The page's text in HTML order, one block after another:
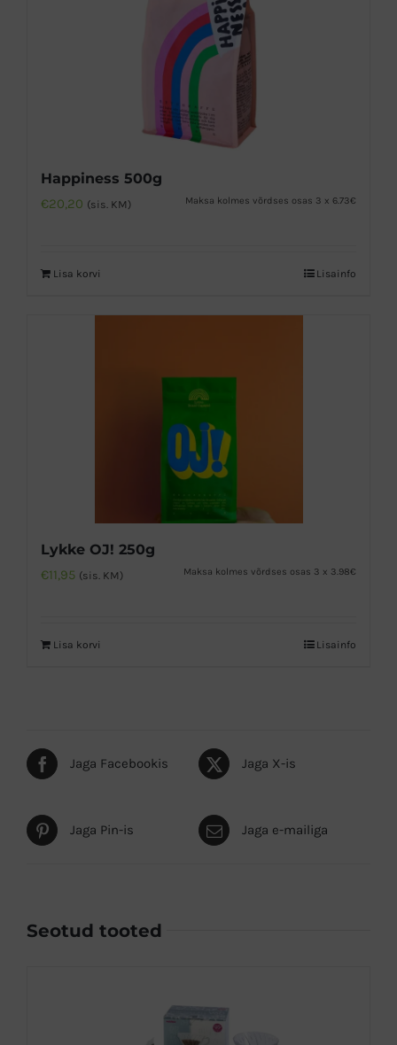
Happiness 500g
€20,20 (sis. KM) Maksa kolmes võrdses osas 3 x 6.73€
Lisa korvi Lisainfo
Lykke OJ! 250g
€11,95 (sis. KM) Maksa kolmes võrdses osas 3 x 3.98€
Lisa korvi Lisainfo
Jaga Facebookis Jaga X-is
Jaga Pin-is Jaga e-mailiga
Seotud tooted